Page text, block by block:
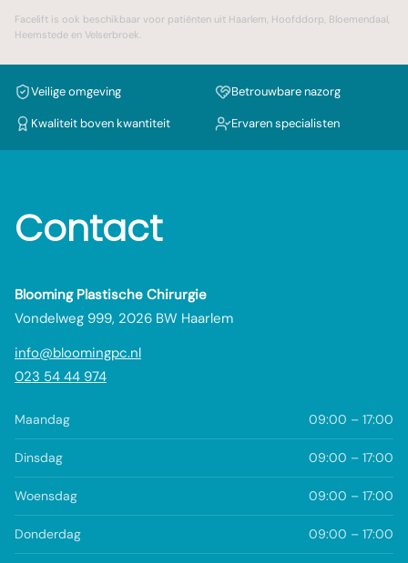
Facelift is ook beschikbaar voor patiënten uit Haarlem Hoofddorp Bloemendaal
Heemstede en Velserbroek.
Veilige omgeving Betrouwbare nazorg
Kwaliteit boven kwantiteit Ervaren specialisten
Contact
Blooming Plastische Chirurgie
Vondelweg 999, 2026 BW Haarlem
info@bloomingpc.nl
023 54 44 974
Maandag 09:00 – 17:00
Dinsdag 09:00 – 17:00
Woensdag 09:00 – 17:00
Donderdag 09:00 – 17:00